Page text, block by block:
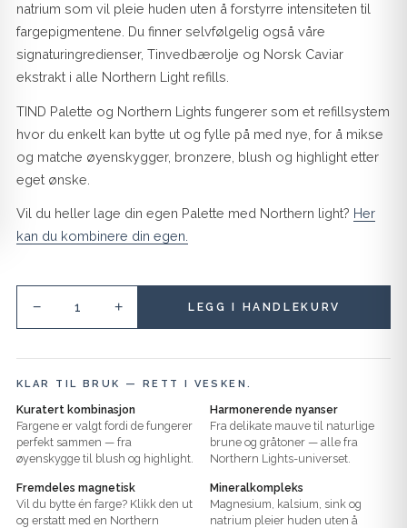
natrium som vil pleie huden uten å forstyrre intensiteten til
fargepigmentene. Du finner selvfølgelig også våre
signaturingredienser, Tinvedbærolje og Norsk Caviar
ekstrakt i alle Northern Light refills.
TIND Palette og Northern Lights fungerer som et refillsystem
hvor du enkelt kan bytte ut og fylle på med nye, for å mikse
og matche øyenskygger, bronzere, blush og highlight etter
eget ønske.
Vil du heller lage din egen Palette med Northern light? Her
kan du kombinere din egen.
− + LEGG I HANDLEKURV
KLAR TIL BRUK — RETT I VESKEN.
Kuratert kombinasjon
Fargene er valgt fordi de fungerer
perfekt sammen — fra
øyenskygge til blush og highlight.
Harmonerende nyanser
Fra delikate mauve til naturlige
brune og gråtoner — alle fra
Northern Lights-universet.
Fremdeles magnetisk
Vil du bytte én farge? Klikk den ut
og erstatt med en Northern
Mineralkompleks
Magnesium, kalsium, sink og
natrium pleier huden uten å